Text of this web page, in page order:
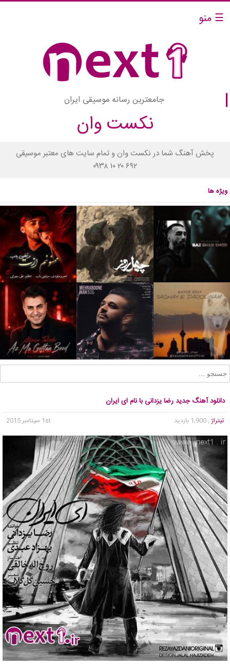
☰ منو
جامعترین رسانه موسیقی ایران
نکست وان
پخش آهنگ شما در نکست وان و تمام سایت های معتبر موسیقی
۰۹۳۸ ۱۰ ۲۰ ۶۹۲
ویژه ها
دانلود آهنگ جدید رضا یزدانی با نام ای ایران
تیتراژ , 1,900 بازدید 1st سپتامبر 2015